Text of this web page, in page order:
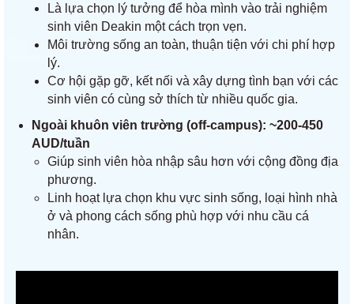
Là lựa chọn lý tưởng để hòa mình vào trải nghiệm
sinh viên Deakin một cách trọn vẹn.
Môi trường sống an toàn, thuận tiện với chi phí hợp
lý.
Cơ hội gặp gỡ, kết nối và xây dựng tình bạn với các
sinh viên có cùng sở thích từ nhiều quốc gia.
Ngoài khuôn viên trường (off-campus): ~200-450
AUD/tuần
Giúp sinh viên hòa nhập sâu hơn với cộng đồng địa
phương.
Linh hoạt lựa chọn khu vực sinh sống, loại hình nhà
ở và phong cách sống phù hợp với nhu cầu cá
nhân.